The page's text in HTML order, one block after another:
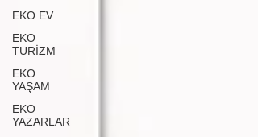
EKO EV
EKO
TURİZM
EKO
YAŞAM
EKO
YAZARLAR